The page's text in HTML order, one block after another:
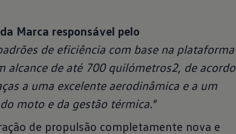
Marca responsável pelo
de eficiência com base na plataforma
alcance de até 700 quilómetros2, de acordo
a uma excelente aerodinâmica e a um
moto e da gestão térmica."
de propulsão completamente nova e